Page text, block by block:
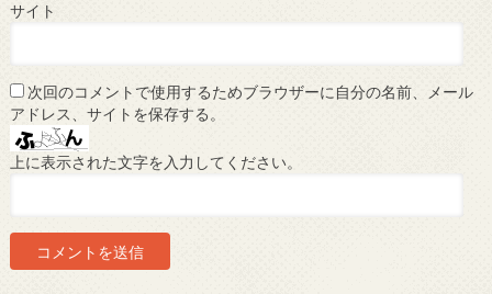
サイト
次回のコメントで使用するためブラウザーに自分の名前、メール
アドレス、サイトを保存する。
上に表示された文字を入力してください。